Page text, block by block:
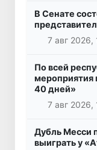
В Сенате
7 авг 2026,
По всей
мероприятия
40 дней»
7 авг 2026,
Дубль Месси
выиграть у